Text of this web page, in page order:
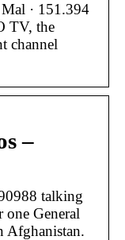
TV, the
channel
General
Afghanistan.